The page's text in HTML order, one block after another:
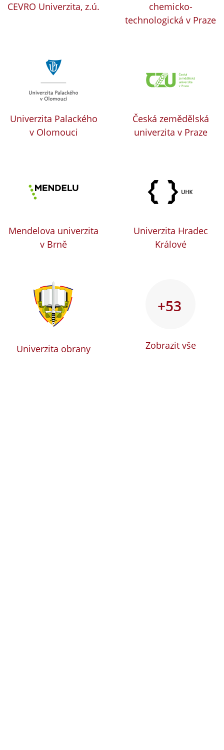
CEVRO Univerzita, z.ú.
chemicko-
technologická v Praze
Univerzita Palackého
v Olomouci
Česká zemědělská
univerzita v Praze
Mendelova univerzita
v Brně
Univerzita Hradec
Králové
Univerzita obrany
+53
Zobrazit vše